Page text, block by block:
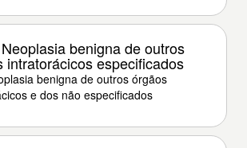
benigna de outros
intratorácicos especificados
benigna de outros órgãos
e dos não especificados